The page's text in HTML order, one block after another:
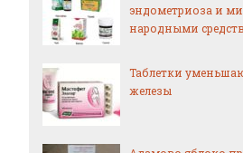
эндометриоза и
народными
Таблетки
железы